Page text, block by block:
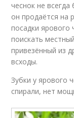
чеснок не
он продаётся на
посадки ярового
поискать
привезённый из
всходы.
Зубки у ярового
спирали, нет